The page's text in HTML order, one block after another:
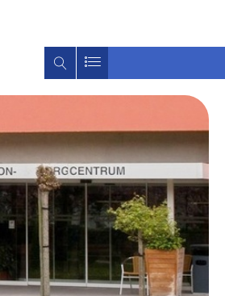
Wat
zoek
je?
Zoeken